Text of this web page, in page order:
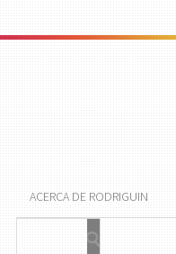
ACERCA DE RODRIGUIN